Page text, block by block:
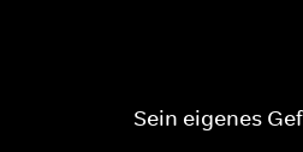
Sein eigenes